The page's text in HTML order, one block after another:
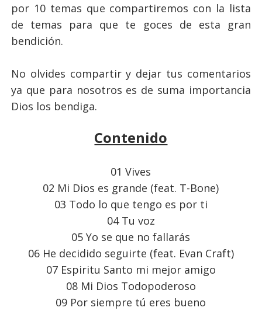
por 10 temas que compartiremos con la lista
de temas para que te goces de esta gran
bendición.
No olvides compartir y dejar tus comentarios
ya que para nosotros es de suma importancia
Dios los bendiga.
Contenido
01 Vives
02 Mi Dios es grande (feat. T-Bone)
03 Todo lo que tengo es por ti
04 Tu voz
05 Yo se que no fallarás
06 He decidido seguirte (feat. Evan Craft)
07 Espiritu Santo mi mejor amigo
08 Mi Dios Todopoderoso
09 Por siempre tú eres bueno